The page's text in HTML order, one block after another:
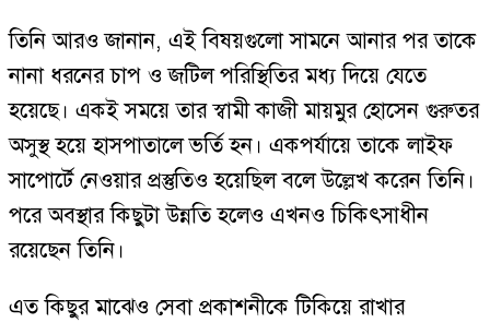
তিনি আরও জানান, এই বিষয়গুলো সামনে আনার পর তাকে
নানা ধরনের চাপ ও জটিল পরিস্থিতির মধ্য দিয়ে যেতে
হয়েছে। একই সময়ে তার স্বামী কাজী মায়মুর হোসেন গুরুতর
অসুস্থ হয়ে হাসপাতালে ভর্তি হন। একপর্যায়ে তাকে লাইফ
সাপোর্টে নেওয়ার প্রস্তুতিও হয়েছিল বলে উল্লেখ করেন তিনি।
পরে অবস্থার কিছুটা উন্নতি হলেও এখনও চিকিৎসাধীন
রয়েছেন তিনি।
এত কিছুর মাঝেও সেবা প্রকাশনীকে টিকিয়ে রাখার